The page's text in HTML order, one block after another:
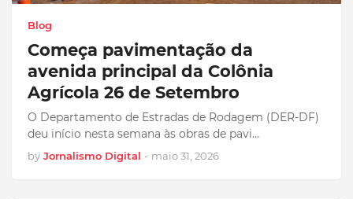
Blog
Começa pavimentação da
avenida principal da Colônia
Agrícola 26 de Setembro
O Departamento de Estradas de Rodagem (DER-DF)
deu início nesta semana às obras de pavi…
by Jornalismo Digital - maio 31, 2026